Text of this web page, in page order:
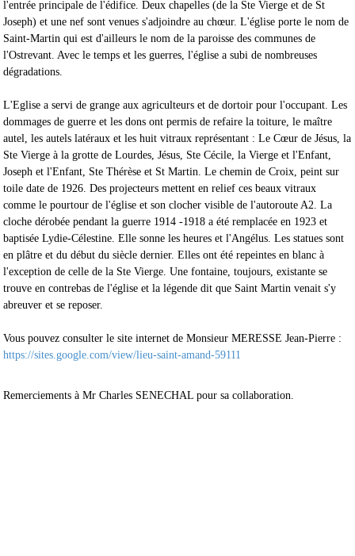
l'entrée principale de l'édifice. Deux chapelles (de la Ste Vierge et de St
Joseph) et une nef sont venues s'adjoindre au chœur. L'église porte le nom de
Saint-Martin qui est d'ailleurs le nom de la paroisse des communes de
l'Ostrevant. Avec le temps et les guerres, l'église a subi de nombreuses
dégradations.
L'Eglise a servi de grange aux agriculteurs et de dortoir pour l'occupant. Les
dommages de guerre et les dons ont permis de refaire la toiture, le maître
autel, les autels latéraux et les huit vitraux représentant : Le Cœur de Jésus, la
Ste Vierge à la grotte de Lourdes, Jésus, Ste Cécile, la Vierge et l'Enfant,
Joseph et l'Enfant, Ste Thérèse et St Martin. Le chemin de Croix, peint sur
toile date de 1926. Des projecteurs mettent en relief ces beaux vitraux
comme le pourtour de l'église et son clocher visible de l'autoroute A2. La
cloche dérobée pendant la guerre 1914 -1918 a été remplacée en 1923 et
baptisée Lydie-Célestine. Elle sonne les heures et l'Angélus. Les statues sont
en plâtre et du début du siècle dernier. Elles ont été repeintes en blanc à
l'exception de celle de la Ste Vierge. Une fontaine, toujours, existante se
trouve en contrebas de l'église et la légende dit que Saint Martin venait s'y
abreuver et se reposer.
Vous pouvez consulter le site internet de Monsieur MERESSE Jean-Pierre :
https://sites.google.com/view/lieu-saint-amand-59111
Remerciements à Mr Charles SENECHAL pour sa collaboration.